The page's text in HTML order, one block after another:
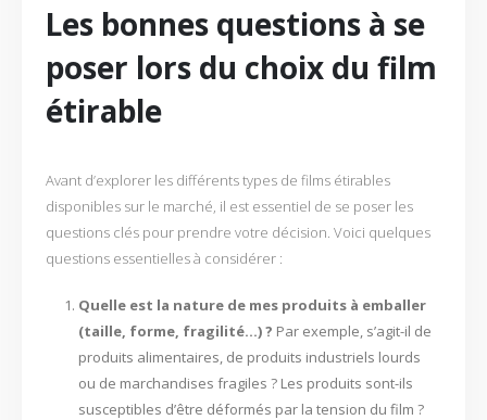
Les bonnes questions à se
poser lors du choix du film
étirable
Avant d’explorer les différents types de films étirables
disponibles sur le marché, il est essentiel de se poser les
questions clés pour prendre votre décision. Voici quelques
questions essentielles à considérer :
Quelle est la nature de mes produits à emballer
(taille, forme, fragilité…) ? Par exemple, s’agit-il de
produits alimentaires, de produits industriels lourds
ou de marchandises fragiles ? Les produits sont-ils
susceptibles d’être déformés par la tension du film ?